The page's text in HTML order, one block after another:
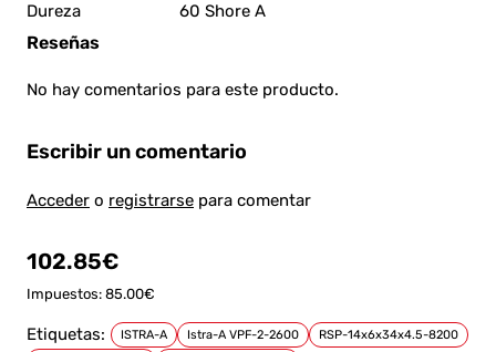
102.85€
Impuestos: 85.00€
Dureza 60 Shore A
Reseñas
No hay comentarios para este producto.
Escribir un comentario
Acceder o registrarse para comentar
Etiquetas: ISTRA-A Istra-A VPF-2-2600
RSP-14x6x34x4.5-8200